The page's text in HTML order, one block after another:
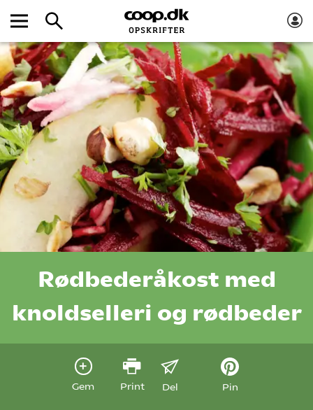
Rødbederåkost med
knoldselleri og rødbeder
Gem Print Del Pin